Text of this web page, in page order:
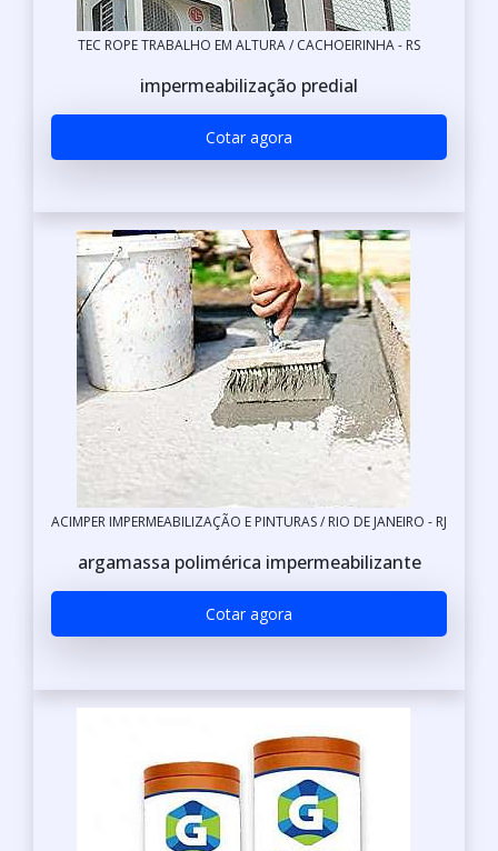
TEC ROPE TRABALHO EM ALTURA / CACHOEIRINHA - RS
impermeabilização predial
Cotar agora
ACIMPER IMPERMEABILIZAÇÃO E PINTURAS / RIO DE JANEIRO - RJ
argamassa polimérica impermeabilizante
Cotar agora